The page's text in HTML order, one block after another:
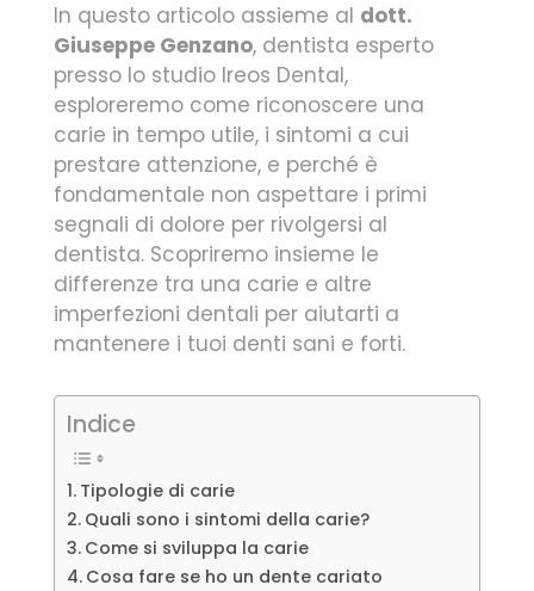
In questo articolo assieme al dott.
Giuseppe Genzano, dentista esperto
presso lo studio Ireos Dental,
esploreremo come riconoscere una
carie in tempo utile, i sintomi a cui
prestare attenzione, e perché è
fondamentale non aspettare i primi
segnali di dolore per rivolgersi al
dentista. Scopriremo insieme le
differenze tra una carie e altre
imperfezioni dentali per aiutarti a
mantenere i tuoi denti sani e forti.
Indice
Tipologie di carie
Quali sono i sintomi della carie?
Come si sviluppa la carie
Cosa fare se ho un dente cariato